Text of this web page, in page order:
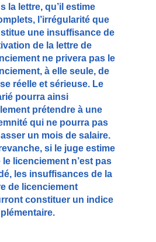
la lettre, qu’il estime
l’irrégularité que
une insuffisance de
de la lettre de
ne privera pas le
à elle seule, de
réelle et sérieuse. Le
pourra ainsi
prétendre à une
qui ne pourra pas
un mois de salaire.
si le juge estime
le licenciement n’est pas
les insuffisances de la
de licenciement
constituer un indice